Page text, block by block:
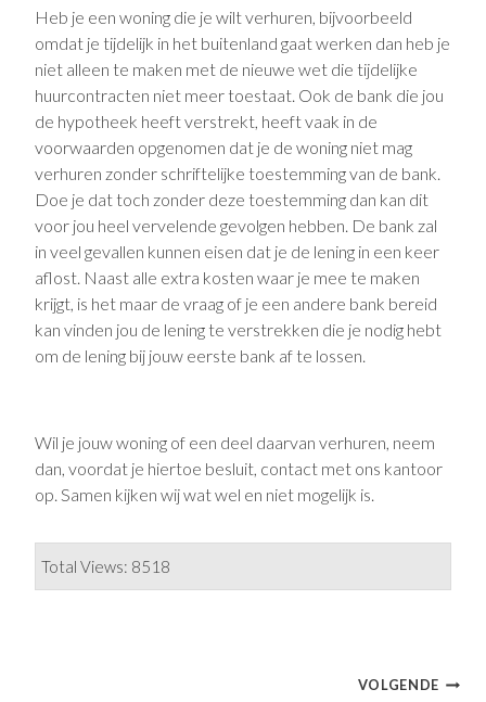
Heb je een woning die je wilt verhuren, bijvoorbeeld
omdat je tijdelijk in het buitenland gaat werken dan heb je
niet alleen te maken met de nieuwe wet die tijdelijke
huurcontracten niet meer toestaat. Ook de bank die jou
de hypotheek heeft verstrekt, heeft vaak in de
voorwaarden opgenomen dat je de woning niet mag
verhuren zonder schriftelijke toestemming van de bank.
Doe je dat toch zonder deze toestemming dan kan dit
voor jou heel vervelende gevolgen hebben. De bank zal
in veel gevallen kunnen eisen dat je de lening in een keer
aflost. Naast alle extra kosten waar je mee te maken
krijgt, is het maar de vraag of je een andere bank bereid
kan vinden jou de lening te verstrekken die je nodig hebt
om de lening bij jouw eerste bank af te lossen.
Wil je jouw woning of een deel daarvan verhuren, neem
dan, voordat je hiertoe besluit, contact met ons kantoor
op. Samen kijken wij wat wel en niet mogelijk is.
Total Views: 8518
VOLGENDE